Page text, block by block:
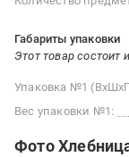
Габариты упаковки
Этот товар состоит
Упаковка №1
Вес упаковки №1:
Фото